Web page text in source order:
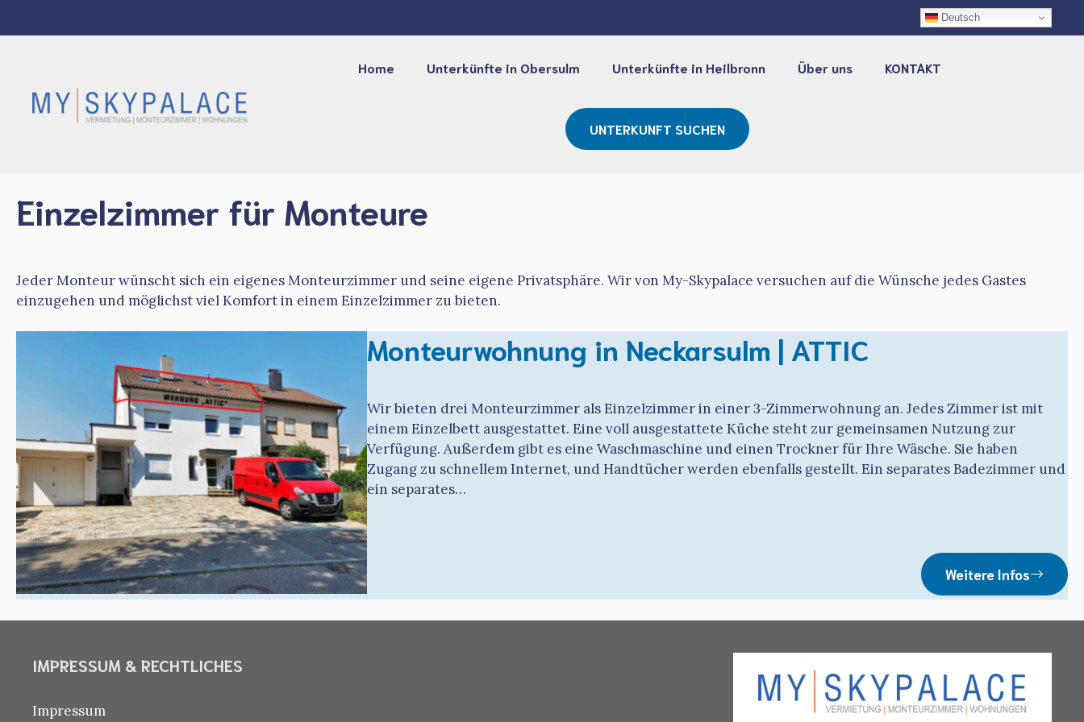
Deutsch
Home Unterkünfte in Obersulm Unterkünfte in Heilbronn Über uns KONTAKT
UNTERKUNFT SUCHEN
Einzelzimmer für Monteure
Jeder Monteur wünscht sich ein eigenes Monteurzimmer und seine eigene Privatsphäre. Wir von My-Skypalace versuchen auf die Wünsche jedes Gastes
einzugehen und möglichst viel Komfort in einem Einzelzimmer zu bieten.
Monteurwohnung in Neckarsulm | ATTIC
Wir bieten drei Monteurzimmer als Einzelzimmer in einer 3-Zimmerwohnung an. Jedes Zimmer ist mit
einem Einzelbett ausgestattet. Eine voll ausgestattete Küche steht zur gemeinsamen Nutzung zur
Verfügung. Außerdem gibt es eine Waschmaschine und einen Trockner für Ihre Wäsche. Sie haben
Zugang zu schnellem Internet, und Handtücher werden ebenfalls gestellt. Ein separates Badezimmer und
ein separates…
Weitere Infos
IMPRESSUM & RECHTLICHES
Impressum